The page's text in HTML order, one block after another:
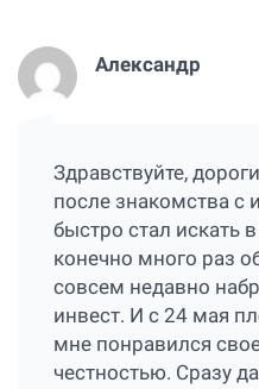
Александр
Здравствуйте,
после знакомства с
быстро стал искать
конечно много раз
совсем недавно
инвест. И с 24 мая
мне понравился
честностью. Сразу